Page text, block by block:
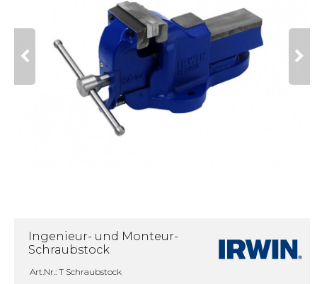
Ingenieur- und Monteur-
Schraubstock
Art.Nr.: T Schraubstock